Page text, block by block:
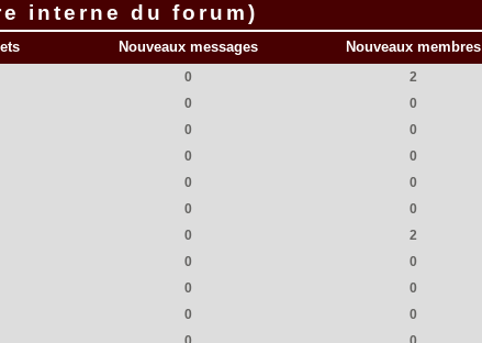
interne du forum)
Nouveaux messages Nouveaux membres
0 2
0 0
0 0
0 0
0 0
0 0
0 2
0 0
0 0
0 0